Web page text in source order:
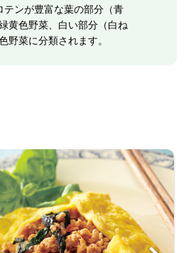
テンが豊富な葉の部分（青
黄色野菜、白い部分（白ね
野菜に分類されます。